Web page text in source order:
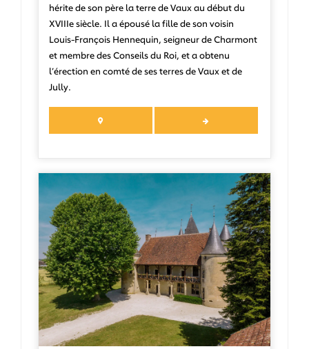
hérite de son père la terre de Vaux au début du
XVIIIe siècle. Il a épousé la fille de son voisin
Louis-François Hennequin, seigneur de Charmont
et membre des Conseils du Roi, et a obtenu
l’érection en comté de ses terres de Vaux et de
Jully.